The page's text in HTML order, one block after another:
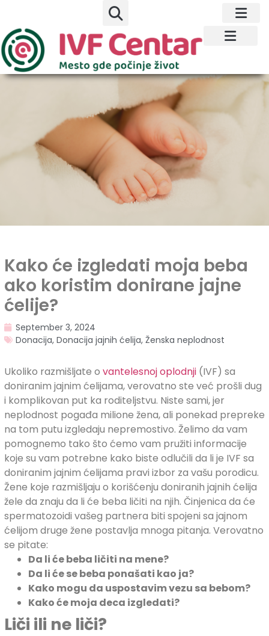
Kako će izgledati moja beba
ako koristim donirane jajne
ćelije?
September 3, 2024
Donacija, Donacija jajnih ćelija, Ženska neplodnost
Ukoliko razmišljate o vantelesnoj oplodnji (IVF) sa
doniranim jajnim ćelijama, verovatno ste već prošli dug
i komplikovan put ka roditeljstvu. Niste sami, jer
neplodnost pogađa milione žena, ali ponekad prepreke
na tom putu izgledaju nepremostivo. Želimo da vam
pomognemo tako što ćemo vam pružiti informacije
koje su vam potrebne kako biste odlučili da li je IVF sa
doniranim jajnim ćelijama pravi izbor za vašu porodicu.
Žene koje razmišljaju o korišćenju doniranih jajnih ćelija
žele da znaju da li će beba ličiti na njih. Činjenica da će
spermatozoidi vašeg partnera biti spojeni sa jajnom
ćelijom druge žene postavlja mnoga pitanja. Verovatno
se pitate:
Da li će beba ličiti na mene?
Da li će se beba ponašati kao ja?
Kako mogu da uspostavim vezu sa bebom?
Kako će moja deca izgledati?
Liči ili ne liči?